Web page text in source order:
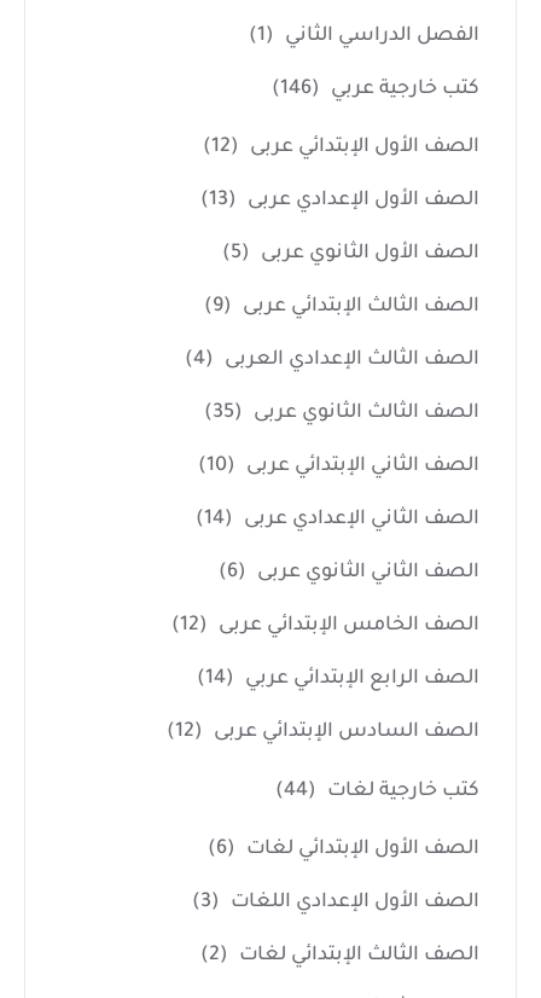
الفصل الدراسي الثاني (1)
كتب خارجية عربي (146)
الصف الأول الإبتدائي عربى (12)
الصف الأول الإعدادي عربى (13)
الصف الأول الثانوي عربى (5)
الصف الثالث الإبتدائي عربى (9)
الصف الثالث الإعدادي العربى (4)
الصف الثالث الثانوي عربى (35)
الصف الثاني الإبتدائي عربى (10)
الصف الثاني الإعدادي عربى (14)
الصف الثاني الثانوي عربى (6)
الصف الخامس الإبتدائي عربى (12)
الصف الرابع الإبتدائي عربي (14)
الصف السادس الإبتدائي عربى (12)
كتب خارجية لغات (44)
الصف الأول الإبتدائي لغات (6)
الصف الأول الإعدادي اللغات (3)
الصف الثالث الإبتدائي لغات (2)